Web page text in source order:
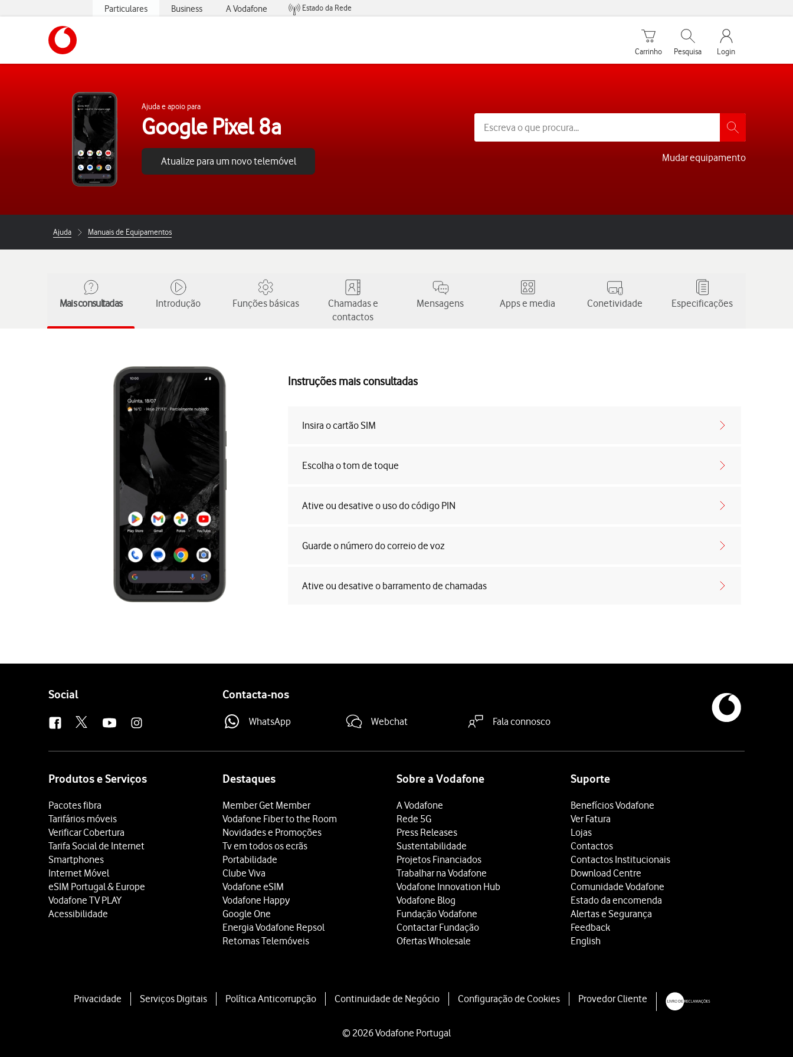
Particulares Business A Vodafone
Estado da Rede
Carrinho de compras
Carrinho
Pesquisar
Pesquisa
My Vodafone
Login
Ajuda e apoio para
Google Pixel 8a
Atualize para um novo telemóvel Mudar equipamento
Ajuda Manuais de Equipamentos
Mais consultadas Introdução Funções básicas
Chamadas e
contactos
Mensagens Apps e media Conetividade Especificações
Instruções mais consultadas
Insira o cartão SIM
Escolha o tom de toque
Ative ou desative o uso do código PIN
Guarde o número do correio de voz
Ative ou desative o barramento de chamadas
Follow
Social Contacta-nos
WhatsApp Webchat Fala connosco
Produtos e Serviços
Pacotes fibra
Tarifários móveis
Verificar Cobertura
Tarifa Social de Internet
Smartphones
Internet Móvel
eSIM Portugal & Europe
Vodafone TV PLAY
Acessibilidade
Destaques
Member Get Member
Vodafone Fiber to the Room
Novidades e Promoções
Tv em todos os ecrãs
Portabilidade
Clube Viva
Vodafone eSIM
Vodafone Happy
Google One
Energia Vodafone Repsol
Retomas Telemóveis
Sobre a Vodafone
A Vodafone
Rede 5G
Press Releases
Sustentabilidade
Projetos Financiados
Trabalhar na Vodafone
Vodafone Innovation Hub
Vodafone Blog
Fundação Vodafone
Contactar Fundação
Ofertas Wholesale
Suporte
Benefícios Vodafone
Ver Fatura
Lojas
Contactos
Contactos Institucionais
Download Centre
Comunidade Vodafone
Estado da encomenda
Alertas e Segurança
Feedback
English
Privacidade Serviços Digitais Política Anticorrupção Continuidade de Negócio Configuração de Cookies Provedor Cliente
© 2026 Vodafone Portugal